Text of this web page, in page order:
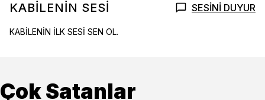
KABİLENİN SESİ SESİNİ DUYUR
KABİLENİN İLK SESİ SEN OL.
Çok Satanlar